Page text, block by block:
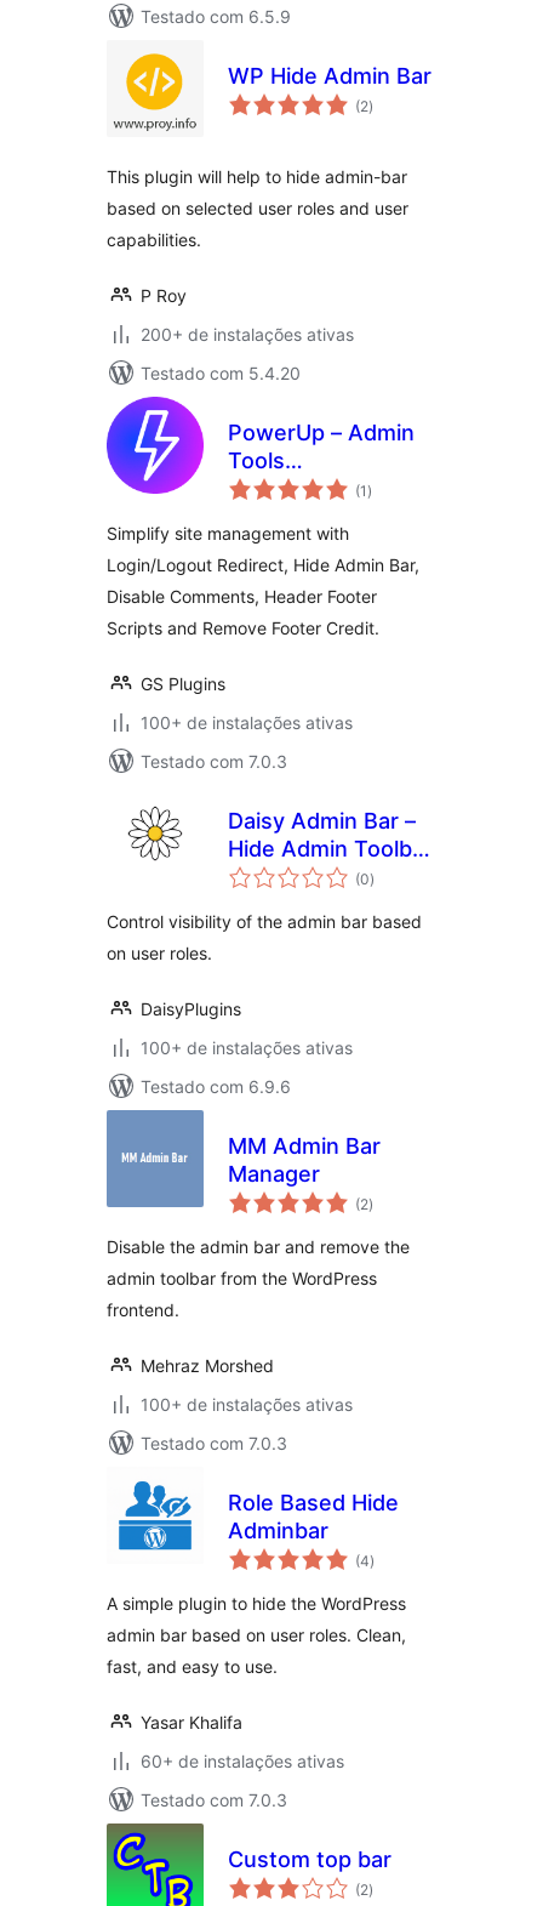
Testado com 6.5.9
WP Hide Admin Bar
(2total
de
)
This plugin will help to hide admin-bar
based on selected user roles and user
capabilities.
P Roy
200+ de instalações ativas
Testado com 5.4.20
PowerUp – Admin
Tools
(Login/Logout
Comments Control)
(1 total
de
)
Simplify site management with
Login/Logout Redirect, Hide Admin Bar,
Disable Comments, Header Footer
Scripts and Remove Footer Credit.
GS Plugins
100+ de instalações ativas
Testado com 7.0.3
Daisy Admin Bar –
Hide Admin Toolbar
Based on User
Admin Bar from
(0total
de
)
Control visibility of the admin bar based
on user roles.
DaisyPlugins
100+ de instalações ativas
Testado com 6.9.6
MM Admin Bar
Manager
(2total
de
)
Disable the admin bar and remove the
admin toolbar from the WordPress
frontend.
Mehraz Morshed
100+ de instalações ativas
Testado com 7.0.3
Role Based Hide
Adminbar
(4total
de
)
A simple plugin to hide the WordPress
admin bar based on user roles. Clean,
fast, and easy to use.
Yasar Khalifa
60+ de instalações ativas
Testado com 7.0.3
Custom top bar
(2total
de
)